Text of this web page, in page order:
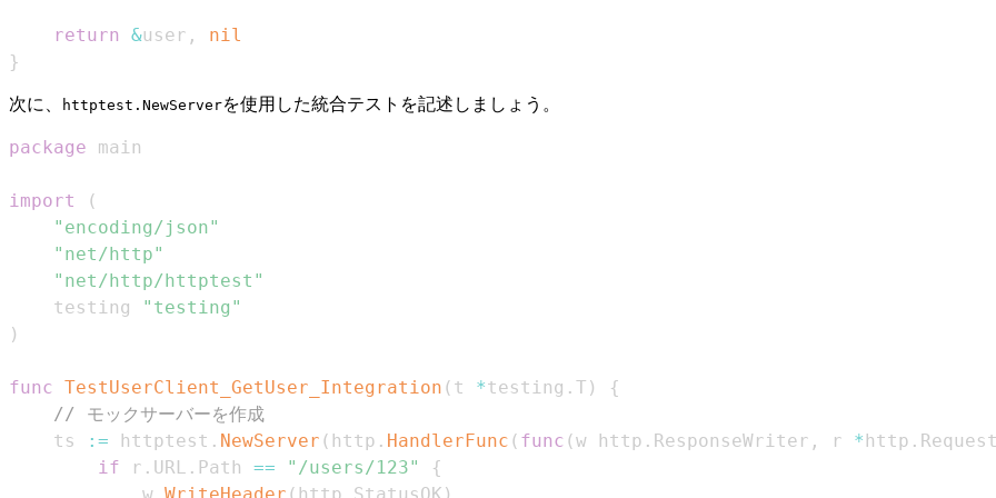
return &user ,
nil
}
次に、 httptest.NewServerを使用した統合テストを記述しましょう。
package
import
(
"encoding/json"
"net/http"
"net/http/httptest"
	testing
"testing"
)
func TestUserClient_GetUser_Integration ( t *testing . T )
{
// モックサーバーを作成
	ts
:= httptest . NewServer ( http . HandlerFunc ( func (w http . ResponseWriter , r *http . Request
if r . URL . Path == "/users/123"
{
			w
WriteHeader ( http StatusOK )